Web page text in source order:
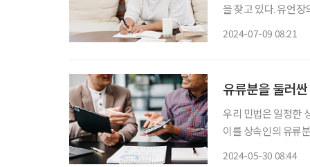
을 찾고 있다. 유언
2024-07-09 08:21
유류분을 둘러
우리 민법은 일정한
이를 상속인의 유류
2024-05-30 08:44